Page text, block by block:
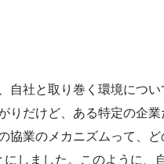
社と取り巻く環境につい
りだけど、ある特定の企
協業のメカニズムって、
しました。このように、